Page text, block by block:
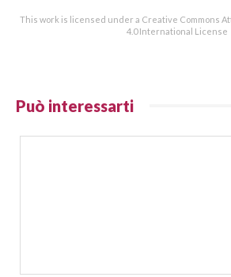
This work is licensed under a Creative Commons
4.0 International License
Può interessarti